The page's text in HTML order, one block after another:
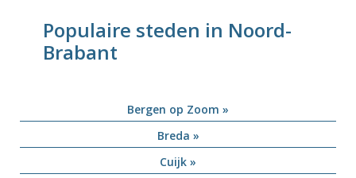
Populaire steden in Noord-
Brabant
Bergen op Zoom »
Breda »
Cuijk »